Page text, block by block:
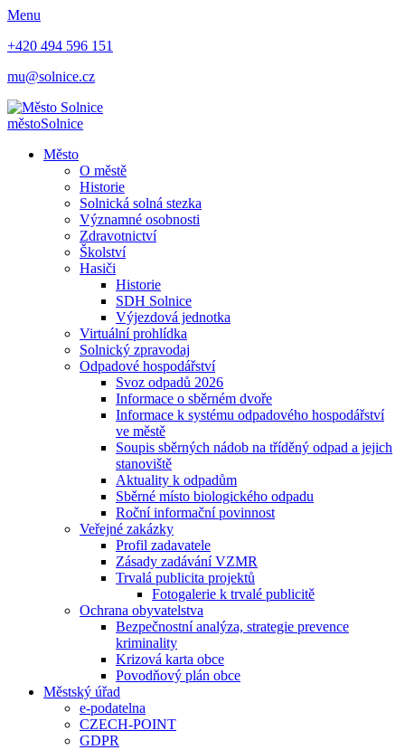
Menu
+420 494 596 151
mu@solnice.cz
městoSolnice
Město
O městě
Historie
Solnická solná stezka
Významné osobnosti
Zdravotnictví
Školství
Hasiči
Historie
SDH Solnice
Výjezdová jednotka
Virtuální prohlídka
Solnický zpravodaj
Odpadové hospodářství
Svoz odpadů 2026
Informace o sběrném dvoře
Informace k systému odpadového hospodářství
ve městě
Soupis sběrných nádob na tříděný odpad a jejich
stanoviště
Aktuality k odpadům
Sběrné místo biologického odpadu
Roční informační povinnost
Veřejné zakázky
Profil zadavatele
Zásady zadávání VZMR
Trvalá publicita projektů
Fotogalerie k trvalé publicitě
Ochrana obyvatelstva
Bezpečnostní analýza, strategie prevence
kriminality
Krizová karta obce
Povodňový plán obce
Městský úřad
e-podatelna
CZECH-POINT
GDPR